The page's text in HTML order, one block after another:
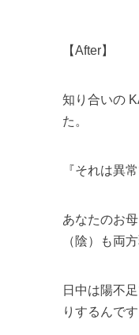
【After】
知り合いの
た。
『それは異
あなたのお
（陰）も両
日中は陽不
りするんです